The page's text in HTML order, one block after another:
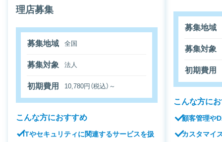
理店募集
募集地域 全国
募集対象 法人
初期費用 10,780円（税込）～
こんな方におすすめ
ITやセキュリティに関連するサービスを扱
募集地域
募集対象
初期費用
こんな方に
顧客管理や
カスタマイ